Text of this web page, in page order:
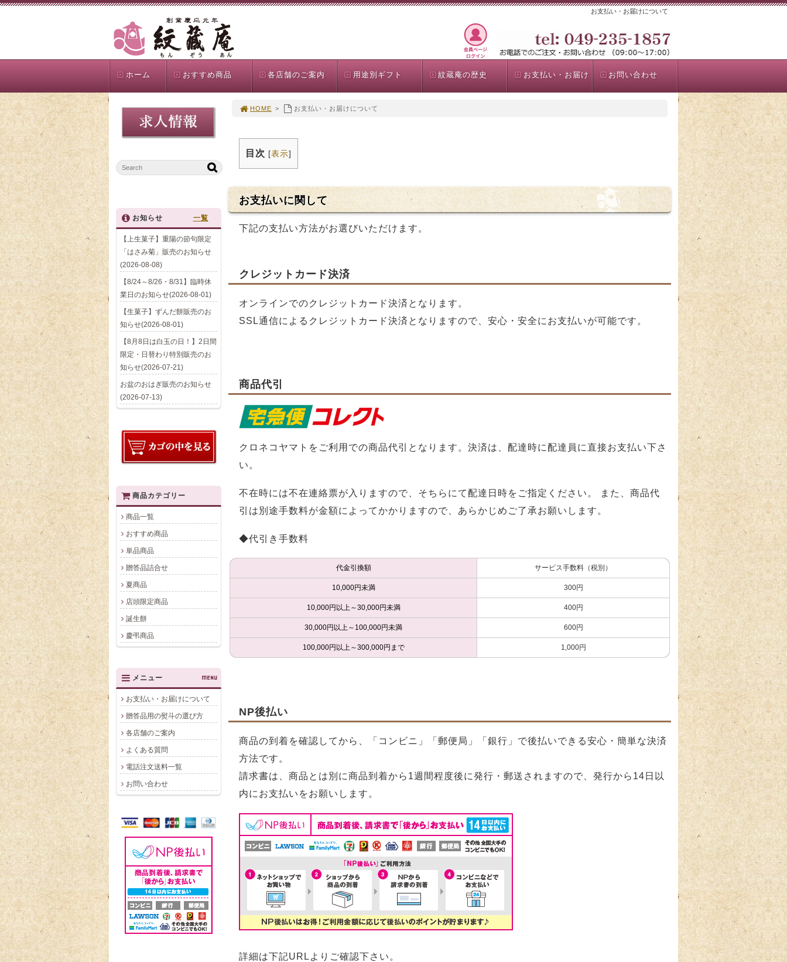
お支払い・お届けについて
ホーム おすすめ商品 各店舗のご案内 用途別ギフト 紋蔵庵の歴史 お支払い・お届け お問い合わせ
HOME > お支払い・お届けについて
目次 [表示]
お支払いに関して
下記の支払い方法がお選びいただけます。
クレジットカード決済
オンラインでのクレジットカード決済となります。
SSL通信によるクレジットカード決済となりますので、安心・安全にお支払いが可能です。
商品代引
クロネコヤマトをご利用での商品代引となります。決済は、配達時に配達員に直接お支払い下さ
い。
不在時には不在連絡票が入りますので、そちらにて配達日時をご指定ください。 また、商品代
引は別途手数料が金額によってかかりますので、あらかじめご了承お願いします。
◆代引き手数料
代金引換額 サービス手数料（税別）
10,000円未満 300円
10,000円以上～30,000円未満 400円
30,000円以上～100,000円未満 600円
100,000円以上～300,000円まで 1,000円
NP後払い
商品の到着を確認してから、「コンビニ」「郵便局」「銀行」で後払いできる安心・簡単な決済
方法です。
請求書は、商品とは別に商品到着から1週間程度後に発行・郵送されますので、発行から14日以
内にお支払いをお願いします。
詳細は下記URLよりご確認下さい。
お知らせ 一覧
【上生菓子】重陽の節句限定
「はさみ菊」販売のお知らせ
(2026-08-08)
【8/24～8/26・8/31】臨時休
業日のお知らせ(2026-08-01)
【生菓子】ずんだ餅販売のお
知らせ(2026-08-01)
【8月8日は白玉の日！】2日間
限定・日替わり特別販売のお
知らせ(2026-07-21)
お盆のおはぎ販売のお知らせ
(2026-07-13)
商品カテゴリー
商品一覧
おすすめ商品
単品商品
贈答品詰合せ
夏商品
店頭限定商品
誕生餅
慶弔商品
メニュー MENU
お支払い・お届けについて
贈答品用の熨斗の選び方
各店舗のご案内
よくある質問
電話注文送料一覧
お問い合わせ